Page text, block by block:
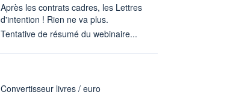
Après les contrats cadres, les Lettres
d'intention ! Rien ne va plus.
Tentative de résumé du webinaire...
Convertisseur livres / euro